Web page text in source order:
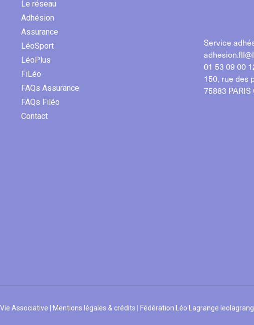
Le réseau
Adhésion
Assurance
LéoSport
LéoPlus
FiLéo
FAQs Assurance
FAQs Filéo
Contact
Service
01 53 09 00
150, rue des
75883 PARIS
Associative | Mentions légales & crédits | Fédération Léo Lagrange